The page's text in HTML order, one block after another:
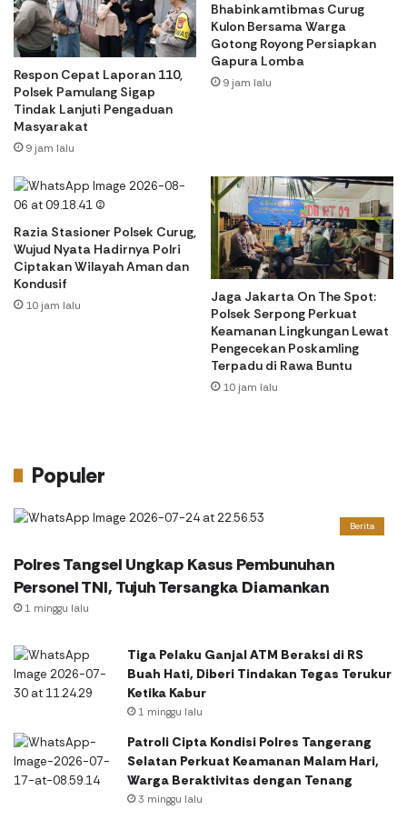
Respon Cepat Laporan 110,
Polsek Pamulang Sigap
Tindak Lanjuti Pengaduan
Masyarakat
9 jam lalu
Bhabinkamtibmas Curug
Kulon Bersama Warga
Gotong Royong Persiapkan
Gapura Lomba
9 jam lalu
Razia Stasioner Polsek Curug,
Wujud Nyata Hadirnya Polri
Ciptakan Wilayah Aman dan
Kondusif
10 jam lalu
Jaga Jakarta On The Spot:
Polsek Serpong Perkuat
Keamanan Lingkungan Lewat
Pengecekan Poskamling
Terpadu di Rawa Buntu
10 jam lalu
Populer
Berita
Polres Tangsel Ungkap Kasus Pembunuhan
Personel TNI, Tujuh Tersangka Diamankan
1 minggu lalu
Tiga Pelaku Ganjal ATM Beraksi di RS
Buah Hati, Diberi Tindakan Tegas Terukur
Ketika Kabur
1 minggu lalu
Patroli Cipta Kondisi Polres Tangerang
Selatan Perkuat Keamanan Malam Hari,
Warga Beraktivitas dengan Tenang
3 minggu lalu